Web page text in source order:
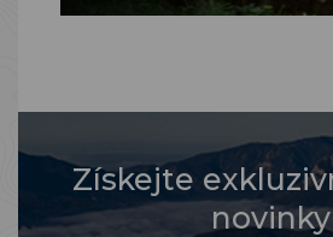
Získejte
novinky